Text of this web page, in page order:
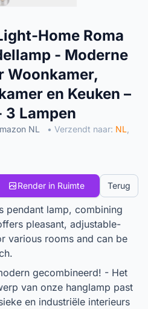
Home Roma
- Moderne
Woonkamer,
en Keuken –
3 Lampen
NL • Verzendt naar: NL
Render in Ruimte Terug
pendant lamp, combining
pleasant, adjustable-
various rooms and can be
gecombineerd! - Het
van onze hanglamp past
en industriële interieurs